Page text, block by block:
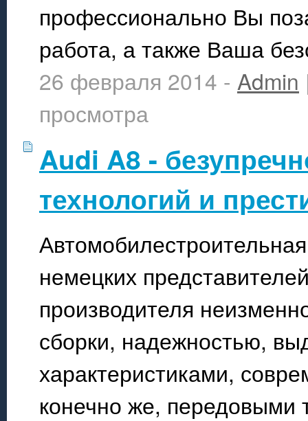
профессионально Вы
работа, а также Ваша
26 февраля 2014 - Admin
просмотра
Audi A8 -
технологий и
немецких
производителя
сборки, надежностью,
характеристиками,
конечно же, передовыми